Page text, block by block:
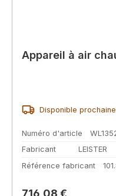
Appareil à air
Disponible
Numéro d'article
Fabricant
LEISTER
Référence fabricant
Prix régulier :